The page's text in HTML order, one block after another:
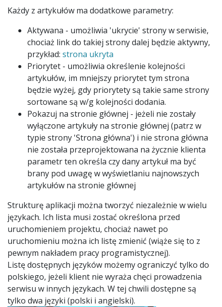
Każdy z artykułów ma dodatkowe parametry:
Aktywana - umożliwia 'ukrycie' strony w serwisie,
chociaż link do takiej strony dalej będzie aktywny,
przykład: strona ukryta
Priorytet - umożliwia określenie kolejności
artykułów, im mniejszy priorytet tym strona
będzie wyżej, gdy priorytety są takie same strony
sortowane są w/g kolejności dodania.
Pokazuj na stronie głównej - jeżeli nie zostały
wyłączone artykuły na stronie głównej (patrz w
typie strony 'Strona główna') i nie strona główna
nie została przeprojektowana na życznie klienta
parametr ten określa czy dany artykuł ma być
brany pod uwagę w wyświetlaniu najnowszych
artykułów na stronie głównej
Strukturę aplikacji można tworzyć niezależnie w wielu
językach. Ich lista musi zostać określona przed
uruchomieniem projektu, chociaż nawet po
uruchomieniu można ich listę zmienić (wiąże się to z
pewnym nakładem pracy programistycznej).
Listę dostępnych języków możemy ograniczyć tylko do
polskiego, jeżeli klient nie wyraża chęci prowadzenia
serwisu w innych językach. W tej chwili dostępne są
tylko dwa języki (polski i angielski).